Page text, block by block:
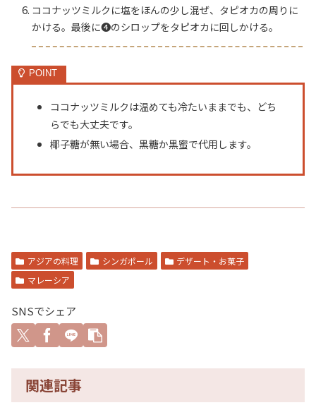
ココナッツミルクに塩をほんの少し混ぜ、タピオカの周りに
かける。最後に❹のシロップをタピオカに回しかける。
ココナッツミルクは温めても冷たいままでも、どち
らでも大丈夫です。
椰子糖が無い場合、黒糖か黒蜜で代用します。
アジアの料理 シンガポール
デザート・お菓子
マレーシア
SNSでシェア
関連記事